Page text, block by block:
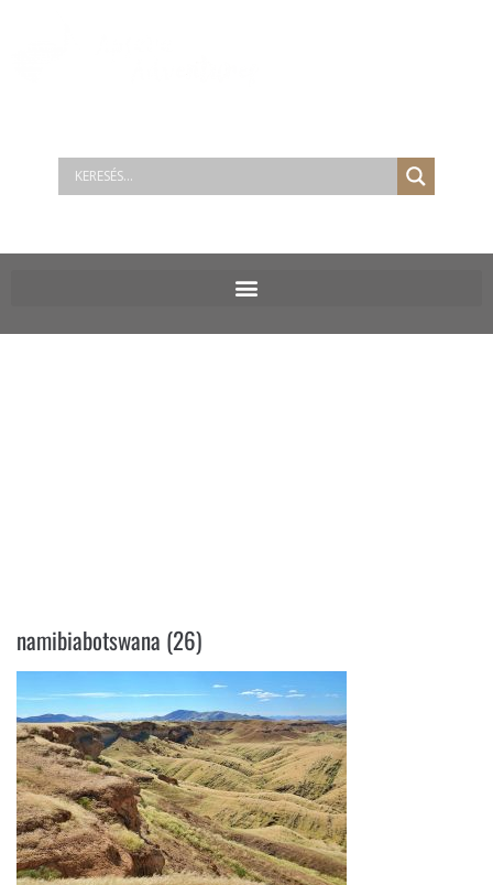
namibiabotswana (26)